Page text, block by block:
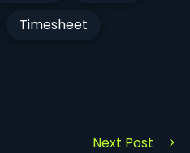
Timesheet
Next Post